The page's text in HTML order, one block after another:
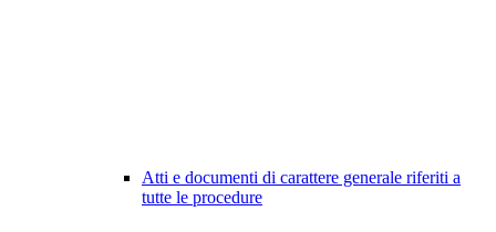
Atti e documenti di carattere generale riferiti a
tutte le procedure